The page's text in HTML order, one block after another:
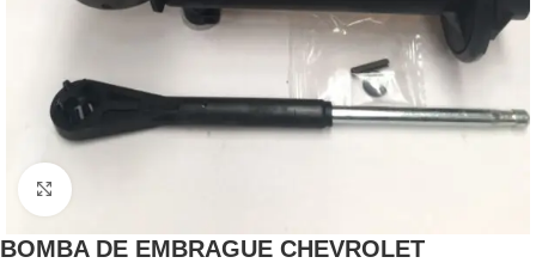
BOMBA DE EMBRAGUE CHEVROLET